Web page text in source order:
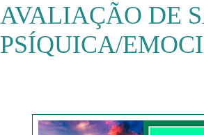
AVALIAÇÃO DE
PSÍQUICA/